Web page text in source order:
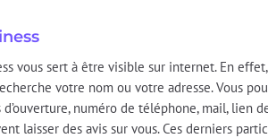
vous sert à être visible sur internet. En
votre nom ou votre adresse. Vous
numéro de téléphone, mail, lien
laisser des avis sur vous. Ces derniers